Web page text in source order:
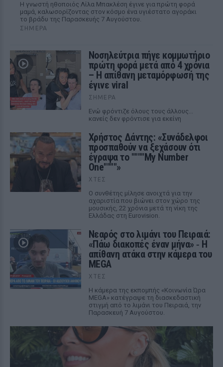
Η γνωστή ηθοποιός Λίλα Μπακλέση έγινε για πρώτη φορά
μαμά, καλωσορίζοντας στον κόσμο ένα υγιέστατο αγοράκι
το βράδυ της Παρασκευής 7 Αυγούστου.
ΣΉΜΕΡΑ
Νοσηλεύτρια πήγε κομμωτήριο
πρώτη φορά μετά από 4 χρόνια
– Η απίθανη μεταμόρφωσή της
έγινε viral
ΣΉΜΕΡΑ
Ενώ φρόντιζε όλους τους άλλους...
κανείς δεν φρόντισε για εκείνη
Χρήστος Δάντης: «Συνάδελφοι
προσπαθούν να ξεχάσουν ότι
έγραψα το """"My Number
One""""»
ΧΤΕΣ
Ο συνθέτης μίλησε ανοιχτά για την
αχαριστία που βιώνει στον χώρο της
μουσικής, 22 χρόνια μετά τη νίκη της
Ελλάδας στη Eurovision.
Νεαρός στο λιμάνι του Πειραιά:
«Πάω διακοπές έναν μήνα» ‑ Η
απίθανη ατάκα στην κάμερα του
MEGA
ΧΤΕΣ
Η κάμερα της εκπομπής «Κοινωνία Ώρα
MEGA» κατέγραψε τη διασκεδαστική
στιγμή από το λιμάνι του Πειραιά, την
Παρασκευή 7 Αυγούστου.